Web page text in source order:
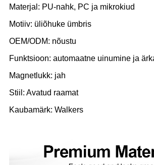
Materjal: PU-nahk, PC ja mikrokiud
Motiiv: üliõhuke ümbris
OEM/ODM: nõustu
Funktsioon: automaatne uinumine ja
Magnetlukk: jah
Stiil: Avatud raamat
Kaubamärk: Walkers